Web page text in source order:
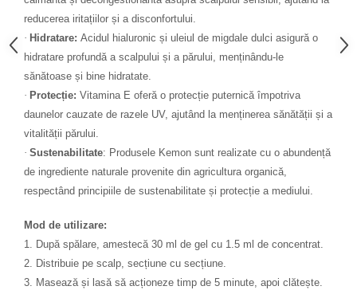
reducerea iritațiilor și a disconfortului.
· Hidratare: Acidul hialuronic și uleiul de migdale dulci asigură o
hidratare profundă a scalpului și a părului, menținându-le
sănătoase și bine hidratate.
· Protecție: Vitamina E oferă o protecție puternică împotriva
daunelor cauzate de razele UV, ajutând la menținerea sănătății și a
vitalității părului.
· Sustenabilitate: Produsele Kemon sunt realizate cu o abundență
de ingrediente naturale provenite din agricultura organică,
respectând principiile de sustenabilitate și protecție a mediului.
Mod de utilizare:
1. După spălare, amestecă 30 ml de gel cu 1.5 ml de concentrat.
2. Distribuie pe scalp, secțiune cu secțiune.
3. Masează și lasă să acționeze timp de 5 minute, apoi clătește.